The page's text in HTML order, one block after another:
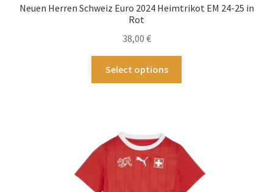
Neuen Herren Schweiz Euro 2024 Heimtrikot EM 24-25 in
Rot
38,00 €
Select options
Die
Optionen
können